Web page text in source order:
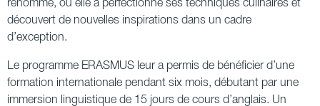
renommé, où elle a perfectionné ses techniques culinaires et
découvert de nouvelles inspirations dans un cadre
d’exception.
Le programme ERASMUS leur a permis de bénéficier d’une
formation internationale pendant six mois, débutant par une
immersion linguistique de 15 jours de cours d’anglais. Un